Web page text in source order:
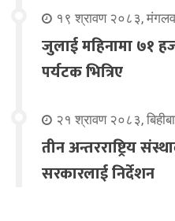
१९ श्रावण २०८३,
जुलाई महिनामा ७१
पर्यटक भित्रिए
२१ श्रावण २०८३,
तीन अन्तरराष्ट्रिय
सरकारलाई निर्देशन